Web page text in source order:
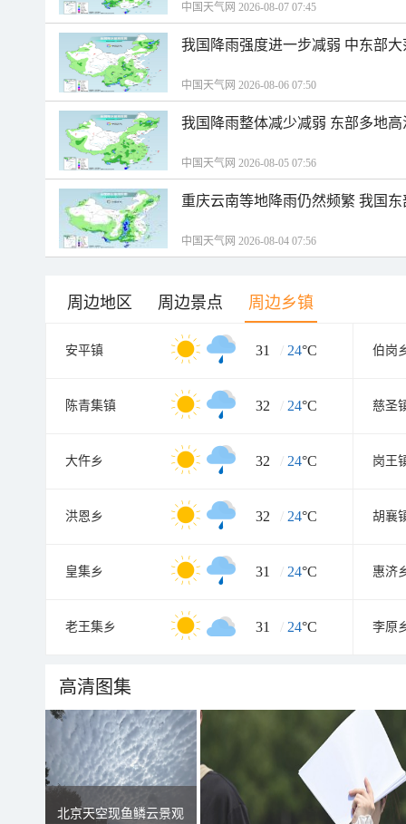
中国天气网 2026-08-07 07:45
我国降雨强度进一步减弱 中东部
中国天气网 2026-08-06 07:50
我国降雨整体减少减弱 东部多地
中国天气网 2026-08-05 07:56
重庆云南等地降雨仍然频繁 我国
中国天气网 2026-08-04 07:56
周边地区 周边景点 周边乡镇
安平镇 31 / 24°C 伯岗
陈青集镇 32 / 24°C 慈圣
大仵乡 32 / 24°C 岗王
洪恩乡 32 / 24°C 胡襄
皇集乡 31 / 24°C 惠济
老王集乡 31 / 24°C 李原
高清图集
北京天空现鱼鳞云景观